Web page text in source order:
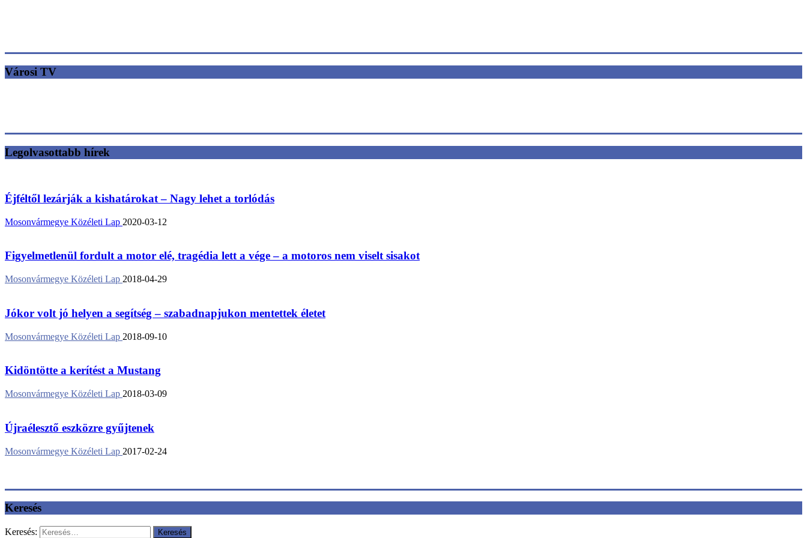
Városi TV
Legolvasottabb hírek
Éjféltől lezárják a kishatárokat – Nagy lehet a torlódás
Mosonvármegye Közéleti Lap 2020-03-12
Figyelmetlenül fordult a motor elé, tragédia lett a vége – a motoros nem viselt sisakot
Mosonvármegye Közéleti Lap 2018-04-29
Jókor volt jó helyen a segítség – szabadnapjukon mentettek életet
Mosonvármegye Közéleti Lap 2018-09-10
Kidöntötte a kerítést a Mustang
Mosonvármegye Közéleti Lap 2018-03-09
Újraélesztő eszközre gyűjtenek
Mosonvármegye Közéleti Lap 2017-02-24
Keresés
Keresés: